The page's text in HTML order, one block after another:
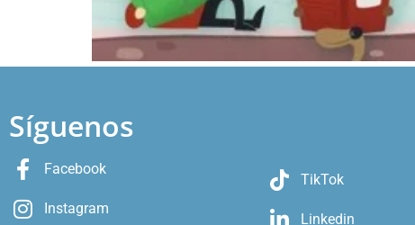
Síguenos
Facebook
Instagram
TikTok
Linkedin